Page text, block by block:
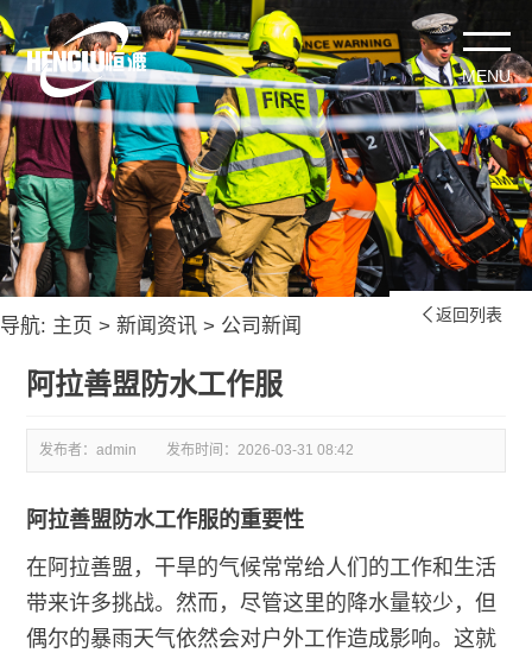
导航: 主页 > 新闻资讯 > 公司新闻  返回列表
阿拉善盟防水工作服
发布者：admin 发布时间：2026-03-31 08:42
阿拉善盟防水工作服的重要性
在阿拉善盟，干旱的气候常常给人们的工作和生活
带来许多挑战。然而，尽管这里的降水量较少，但
偶尔的暴雨天气依然会对户外工作造成影响。这就